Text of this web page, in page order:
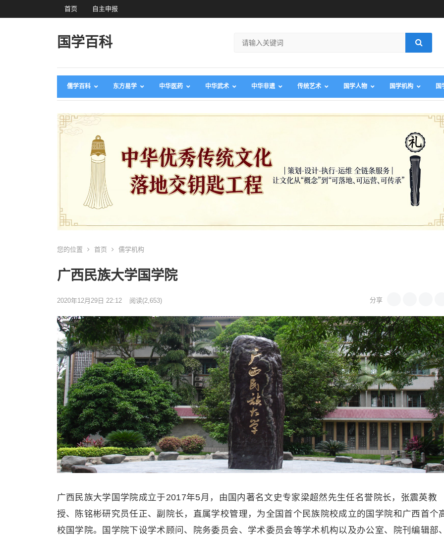
首页 自主申报
国学百科
儒学百科 东方易学 中华医药 中华武术 中华非遗 传统艺术 国学人物 国学机构 国
您的位置 首页 儒学机构
广西民族大学国学院
2020年12月29日 22:12 阅读(2,653)
广西民族大学国学院成立于2017年5月，由国内著名文史专家梁超然先生任名誉院长，张震英教
授、陈铭彬研究员任正、副院长，直属学校管理，为全国首个民族院校成立的国学院和广西首个
校国学院。国学院下设学术顾问、院务委员会、学术委员会等学术机构以及办公室、院刊编辑部、